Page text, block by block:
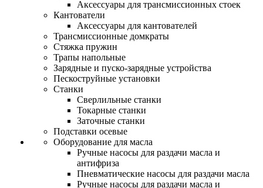
Аксессуары для трансмиссионных стоек
Кантователи
Аксессуары для кантователей
Трансмиссионные домкраты
Стяжка пружин
Трапы напольные
Зарядные и пуско-зарядные устройства
Пескоструйные установки
Станки
Сверлильные станки
Токарные станки
Заточные станки
Подставки осевые
Оборудование для масла
Ручные насосы для раздачи масла и
антифриза
Пневматические насосы для раздачи масла
Ручные насосы для раздачи масла и